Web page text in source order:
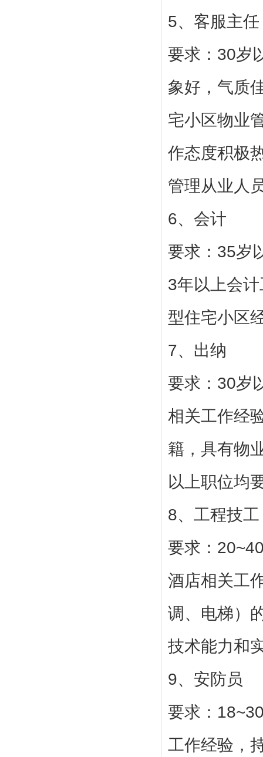
5、客服主任
要求：30岁
象好，气质
宅小区物业
作态度积极
管理从业人
6、会计
要求：35岁
3年以上会
型住宅小区
7、出纳
要求：30岁
相关工作经
籍，具有物
以上职位均
8、工程技工
要求：
酒店相关工
调、电梯）
技术能力和
9、安防员
要求：
工作经验，